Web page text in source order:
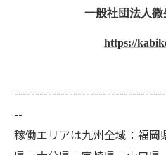
一般社団法人
https://
--
稼働エリアは九州全域：福